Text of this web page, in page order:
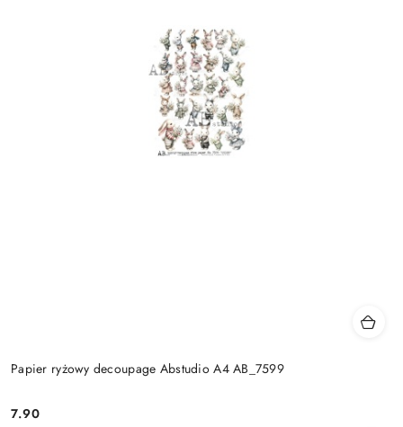
Papier ryżowy decoupage Abstudio A4 AB_7599
7.90